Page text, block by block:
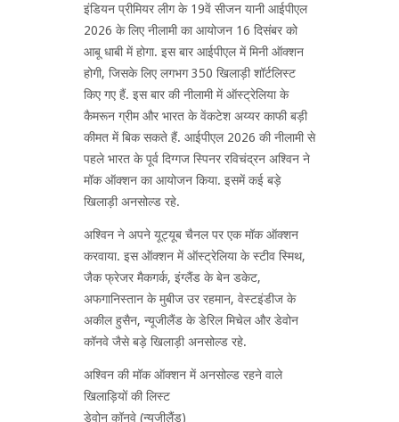
इंडियन प्रीमियर लीग के 19वें सीजन यानी आईपीएल
2026 के लिए नीलामी का आयोजन 16 दिसंबर को
आबू धाबी में होगा. इस बार आईपीएल में मिनी ऑक्शन
होगी, जिसके लिए लगभग 350 खिलाड़ी शॉर्टलिस्ट
किए गए हैं. इस बार की नीलामी में ऑस्ट्रेलिया के
कैमरून ग्रीम और भारत के वेंकटेश अय्यर काफी बड़ी
कीमत में बिक सकते हैं. आईपीएल 2026 की नीलामी से
पहले भारत के पूर्व दिग्गज स्पिनर रविचंद्रन अश्विन ने
मॉक ऑक्शन का आयोजन किया. इसमें कई बड़े
खिलाड़ी अनसोल्ड रहे.
अश्विन ने अपने यूट्यूब चैनल पर एक मॉक ऑक्शन
करवाया. इस ऑक्शन में ऑस्ट्रेलिया के स्टीव स्मिथ,
जैक फ्रेजर मैकगर्क, इंग्लैंड के बेन डकेट,
अफगानिस्तान के मुबीज उर रहमान, वेस्टइंडीज के
अकील हुसैन, न्यूजीलैंड के डेरिल मिचेल और डेवोन
कॉनवे जैसे बड़े खिलाड़ी अनसोल्ड रहे.
अश्विन की मॉक ऑक्शन में अनसोल्ड रहने वाले
खिलाड़ियों की लिस्ट
डेवोन कॉनवे (न्यूजीलैंड)